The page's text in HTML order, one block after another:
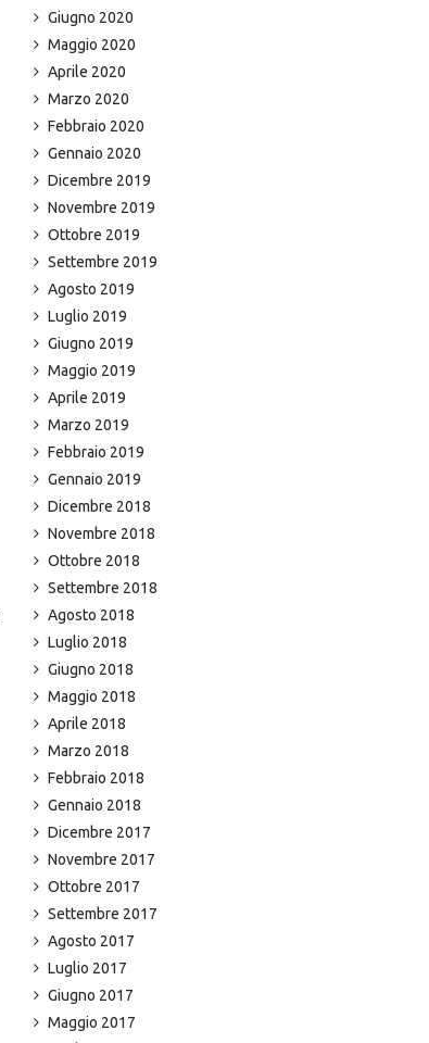
Giugno 2020
Maggio 2020
Aprile 2020
Marzo 2020
Febbraio 2020
Gennaio 2020
Dicembre 2019
Novembre 2019
Ottobre 2019
Settembre 2019
Agosto 2019
Luglio 2019
Giugno 2019
Maggio 2019
Aprile 2019
Marzo 2019
Febbraio 2019
Gennaio 2019
Dicembre 2018
Novembre 2018
Ottobre 2018
Settembre 2018
Agosto 2018
Luglio 2018
Giugno 2018
Maggio 2018
Aprile 2018
Marzo 2018
Febbraio 2018
Gennaio 2018
Dicembre 2017
Novembre 2017
Ottobre 2017
Settembre 2017
Agosto 2017
Luglio 2017
Giugno 2017
Maggio 2017